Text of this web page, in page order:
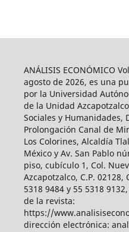
ANÁLISIS ECONÓMICO
agosto de 2026, es una
por la Universidad
de la Unidad
Sociales y Humanidades,
Prolongación Canal de
Los Colorines, Alcaldía
México y Av. San Pablo
piso, cubículo 1, Col.
Azcapotzalco, C.P.
5318 9484 y 55 5318
de la revista:
https://
dirección electrónica: